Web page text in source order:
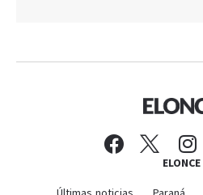
ELONCE